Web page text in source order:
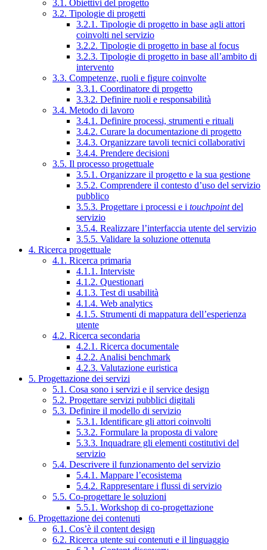
3.1. Obiettivi del progetto
3.2. Tipologie di progetti
3.2.1. Tipologie di progetto in base agli attori
coinvolti nel servizio
3.2.2. Tipologie di progetto in base al focus
3.2.3. Tipologie di progetto in base all’ambito di
intervento
3.3. Competenze, ruoli e figure coinvolte
3.3.1. Coordinatore di progetto
3.3.2. Definire ruoli e responsabilità
3.4. Metodo di lavoro
3.4.1. Definire processi, strumenti e rituali
3.4.2. Curare la documentazione di progetto
3.4.3. Organizzare tavoli tecnici collaborativi
3.4.4. Prendere decisioni
3.5. Il processo progettuale
3.5.1. Organizzare il progetto e la sua gestione
3.5.2. Comprendere il contesto d’uso del servizio
pubblico
3.5.3. Progettare i processi e i touchpointdel
servizio
3.5.4. Realizzare l’interfaccia utente del servizio
3.5.5. Validare la soluzione ottenuta
4. Ricerca progettuale
4.1. Ricerca primaria
4.1.1. Interviste
4.1.2. Questionari
4.1.3. Test di usabilità
4.1.4. Web analytics
4.1.5. Strumenti di mappatura dell’esperienza
utente
4.2. Ricerca secondaria
4.2.1. Ricerca documentale
4.2.2. Analisi benchmark
4.2.3. Valutazione euristica
5. Progettazione dei servizi
5.1. Cosa sono i servizi e il service design
5.2. Progettare servizi pubblici digitali
5.3. Definire il modello di servizio
5.3.1. Identificare gli attori coinvolti
5.3.2. Formulare la proposta di valore
5.3.3. Inquadrare gli elementi costitutivi del
servizio
5.4. Descrivere il funzionamento del servizio
5.4.1. Mappare l’ecosistema
5.4.2. Rappresentare i flussi di servizio
5.5. Co-progettare le soluzioni
5.5.1. Workshop di co-progettazione
6. Progettazione dei contenuti
6.1. Cos’è il content design
6.2. Ricerca utente sui contenuti e il linguaggio